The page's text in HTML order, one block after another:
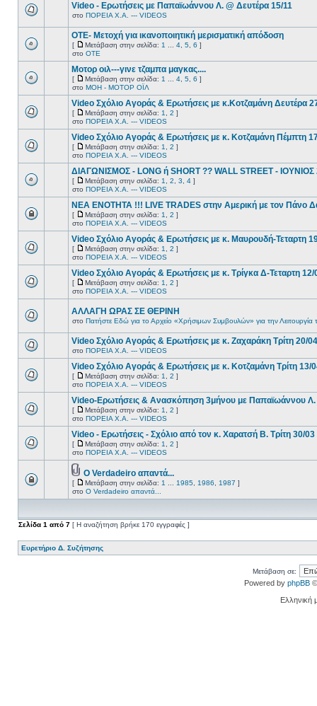
Video - Ερωτήσεις με Παπαϊωάννου Λ. @ Δευτέρα 15/11
στο ΠΟΡΕΙΑ Χ.Α. --- VIDEOS
ΟΤΕ- Μετοχή για ικανοποιητική μερισματική απόδοση
[ Μετάβαση στην σελίδα: 1 4 5 6 ]
στο ΟΤΕ
Μοτορ οιλ---γινε τζαμπα μαγκας....
[ Μετάβαση στην σελίδα: 1 4 5 6 ]
στο ΜΟΗ - ΜΟΤΟΡ ΟΪΛ
Video Σχόλιο Αγοράς & Ερωτήσεις με κ.Κοτζαμάνη Δευτέρα
[ Μετάβαση στην σελίδα: 1 2 ]
στο ΠΟΡΕΙΑ Χ.Α. --- VIDEOS
Video Σχόλιο Αγοράς & Ερωτήσεις με κ. Κοτζαμάνη Πέμπτη
[ Μετάβαση στην σελίδα: 1 2 ]
στο ΠΟΡΕΙΑ Χ.Α. --- VIDEOS
ΔΙΑΓΩΝΙΣΜΟΣ - LONG ή SHORT ?? WALL STREET - ΙΟΥΝΙΟΣ
[ Μετάβαση στην σελίδα: 1 2 3 4 ]
στο ΠΟΡΕΙΑ Χ.Α. --- VIDEOS
ΝΕΑ ΕΝΟΤΗΤΑ !!! LIVE TRADES στην Αμερική με τον Πάνο
[ Μετάβαση στην σελίδα: 1 2 ]
στο ΠΟΡΕΙΑ Χ.Α. --- VIDEOS
Video Σχόλιο Αγοράς & Ερωτήσεις με κ. Μαυρουδή-Τεταρτη
[ Μετάβαση στην σελίδα: 1 2 ]
στο ΠΟΡΕΙΑ Χ.Α. --- VIDEOS
Video Σχόλιο Αγοράς & Ερωτήσεις με κ. Τρίγκα Δ-Τεταρτη 12/
[ Μετάβαση στην σελίδα: 1 2 ]
στο ΠΟΡΕΙΑ Χ.Α. --- VIDEOS
ΑΛΛΑΓΗ ΩΡΑΣ ΣΕ ΘΕΡΙΝΗ
στο Πατήστε Εδώ για το Αρχείο «Χρήσιμων Συμβουλών» για την Λειτουργία
Video Σχόλιο Αγοράς & Ερωτήσεις με κ. Ζαχαράκη Τρίτη 20/04
στο ΠΟΡΕΙΑ Χ.Α. --- VIDEOS
Video Σχόλιο Αγοράς & Ερωτήσεις με κ. Κοτζαμάνη Τρίτη 13/
[ Μετάβαση στην σελίδα: 1 2 ]
στο ΠΟΡΕΙΑ Χ.Α. --- VIDEOS
Video-Ερωτήσεις & Ανασκόπηση 3μήνου με Παπαϊωάννου Λ.
[ Μετάβαση στην σελίδα: 1 2 ]
στο ΠΟΡΕΙΑ Χ.Α. --- VIDEOS
Video - Ερωτήσεις - Σχόλιο από τον κ. Χαρατσή Β. Τρίτη 30/03
[ Μετάβαση στην σελίδα: 1 2 ]
στο ΠΟΡΕΙΑ Χ.Α. --- VIDEOS
Ο Verdadeiro απαντά...
[ Μετάβαση στην σελίδα: 1 1985 1986 1987 ]
στο Ο Verdadeiro απαντά...
Σελίδα 1 από 7 [ Η αναζήτηση βρήκε 170 εγγραφές ]
Ευρετήριο Δ. Συζήτησης
Μετάβαση σε:
Powered by phpBB
Ελληνική